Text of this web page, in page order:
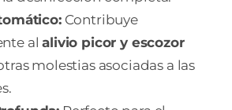
Contribuye
alalivio picor y escozor
molestias asociadas a las